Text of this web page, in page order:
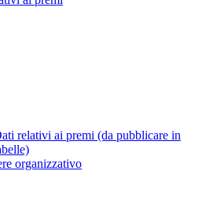
relativi ai premi (da pubblicare in
organizzativo